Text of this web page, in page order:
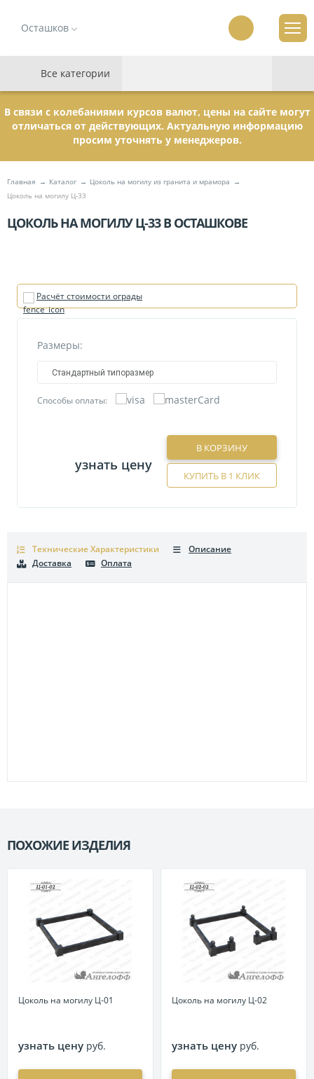
Осташков
Все категории
В связи с колебаниями курсов валют, цены на сайте могут
отличаться от действующих. Актуальную информацию
просим уточнять у менеджеров.
Главная Каталог
Цоколь на могилу из гранита и мрамора
Цоколь на могилу Ц-33
ЦОКОЛЬ НА МОГИЛУ Ц-33 В ОСТАШКОВЕ
Расчёт стоимости ограды
Размеры:
Стандартный типоразмер
Способы оплаты:
узнать цену
В КОРЗИНУ
КУПИТЬ В 1 КЛИК
Технические Характеристики
Описание
Доставка
Оплата
ПОХОЖИЕ ИЗДЕЛИЯ
Цоколь на могилу Ц-01
узнать цену руб.
Цоколь на могилу Ц-02
узнать цену руб.